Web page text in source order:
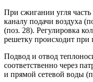
При сжигании угля часть
каналу подачи воздуха
(поз. 28). Регулировка
решетку происходит
Подвод и отвод
соответственно через
и прямой сетевой воды